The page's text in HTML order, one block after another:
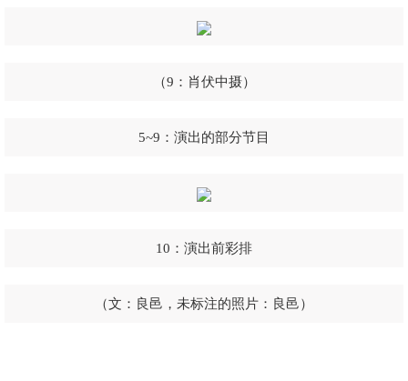
（9：肖伏中摄）
5~9：演出的部分节目
10：演出前彩排
（文：良邑，未标注的照片：良邑）